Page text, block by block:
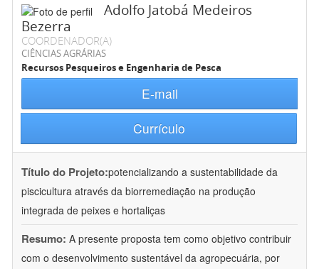
Adolfo Jatobá Medeiros
Bezerra
COORDENADOR(A)
CIÊNCIAS AGRÁRIAS
Recursos Pesqueiros e Engenharia de Pesca
E-mail
Currículo
Título do Projeto:potencializando a sustentabilidade da
piscicultura através da biorremediação na produção
integrada de peixes e hortaliças
Resumo: A presente proposta tem como objetivo contribuir
com o desenvolvimento sustentável da agropecuária, por